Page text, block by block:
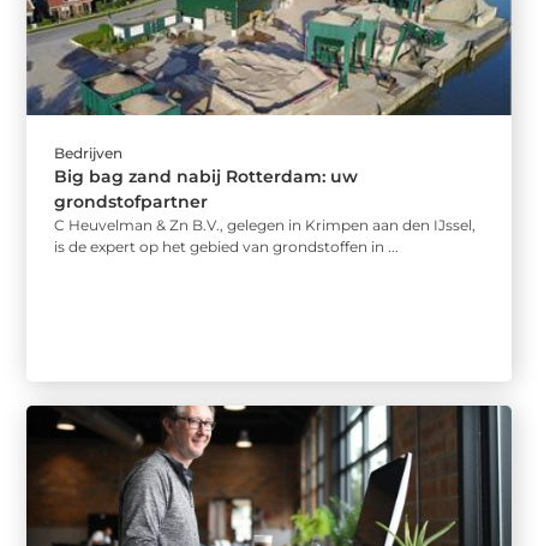
Bedrijven
Big bag zand nabij Rotterdam: uw
grondstofpartner
C Heuvelman & Zn B.V., gelegen in Krimpen aan den IJssel,
is de expert op het gebied van grondstoffen in ...